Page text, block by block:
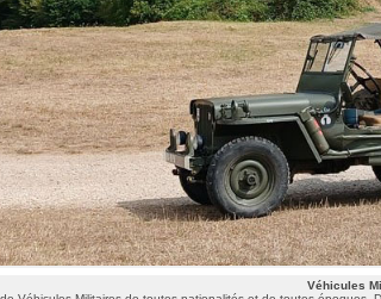
Véhicules